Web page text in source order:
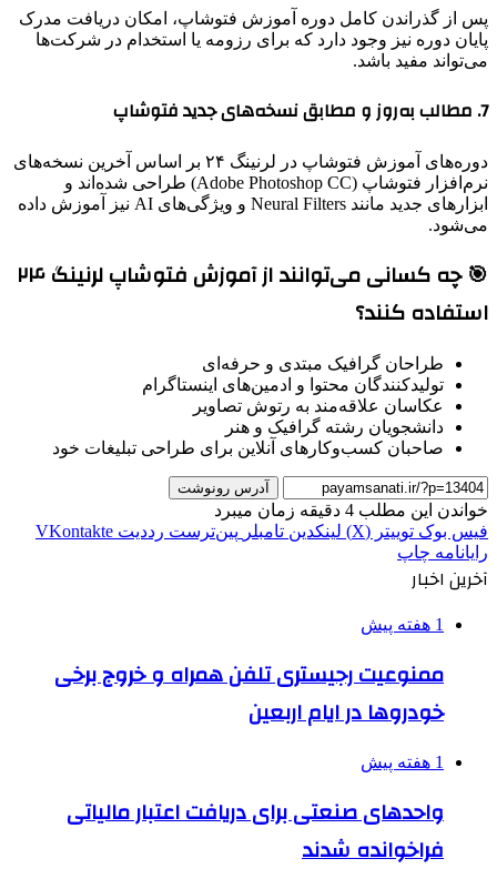
پس از گذراندن کامل دوره آموزش فتوشاپ، امکان دریافت مدرک
پایان دوره نیز وجود دارد که برای رزومه یا استخدام در شرکت‌ها
می‌تواند مفید باشد.
7. مطالب به‌روز و مطابق نسخه‌های جدید فتوشاپ
دوره‌های آموزش فتوشاپ در لرنینگ ۲۴ بر اساس آخرین نسخه‌های
نرم‌افزار فتوشاپ (Adobe Photoshop CC) طراحی شده‌اند و
ابزارهای جدید مانند Neural Filters و ویژگی‌های AI نیز آموزش داده
می‌شود.
🎯 چه کسانی می‌توانند از آموزش فتوشاپ لرنینگ ۲۴
استفاده کنند؟
طراحان گرافیک مبتدی و حرفه‌ای
تولیدکنندگان محتوا و ادمین‌های اینستاگرام
عکاسان علاقه‌مند به رتوش تصاویر
دانشجویان رشته گرافیک و هنر
صاحبان کسب‌وکارهای آنلاین برای طراحی تبلیغات خود
آدرس رونوشت
خواندن این مطلب 4 دقیقه زمان میبرد
فیس بوک توییتر (X) لینکدین ‫تامبلر ‫پین‌ترست ‫رددیت ‫VKontakte
رایانامه چاپ
آخرین اخبار
1 هفته پیش
ممنوعیت رجیستری تلفن همراه و خروج برخی
خودروها در ایام اربعین
1 هفته پیش
واحدهای صنعتی برای دریافت اعتبار مالیاتی
فراخوانده شدند